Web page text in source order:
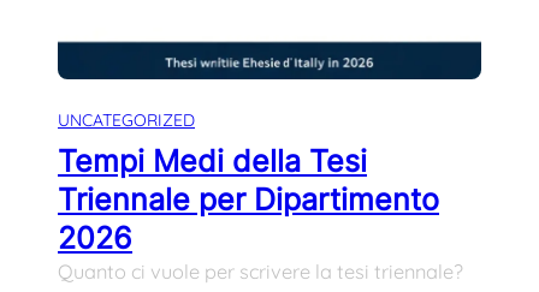
UNCATEGORIZED
Tempi Medi della Tesi
Triennale per Dipartimento
2026
Quanto ci vuole per scrivere la tesi triennale?